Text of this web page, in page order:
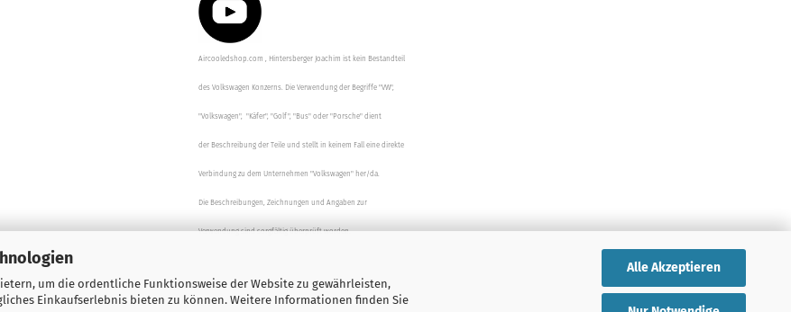
um die ordentliche Funktionsweise der Website zu gewährleisten,
Einkaufserlebnis bieten zu können. Weitere Informationen finden Sie
Alle Akzeptieren
Aircooledshop.com , Hintersberger Joachim ist kein Bestandteil
des Volkswagen Konzerns. Die Verwendung der Begriffe "VW",
"Volkswagen", "Käfer", "Golf", "Bus" oder "Porsche" dient
der Beschreibung der Teile und stellt in keinem Fall eine direkte
Verbindung zu dem Unternehmen "Volkswagen" her/da.
Die Beschreibungen, Zeichnungen und Angaben zur
Verwendung sind sorgfältig überprüft worden.